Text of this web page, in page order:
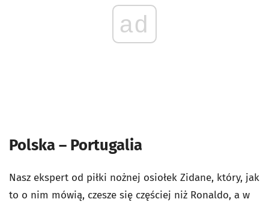
ad
Polska – Portugalia
Nasz ekspert od piłki nożnej osiołek Zidane, który, jak
to o nim mówią, czesze się częściej niż Ronaldo, a w